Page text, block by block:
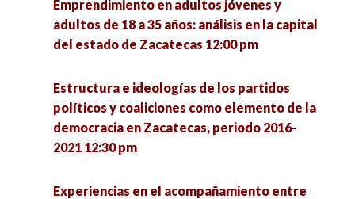
Emprendimiento en adultos jóvenes y
adultos de 18 a 35 años: análisis en la capital
del estado de Zacatecas 12:00 pm
Estructura e ideologías de los partidos
políticos y coaliciones como elemento de la
democracia en Zacatecas, periodo 2016-
2021 12:30 pm
Experiencias en el acompañamiento entre